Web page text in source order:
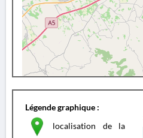
Légende graphique :
localisation de la